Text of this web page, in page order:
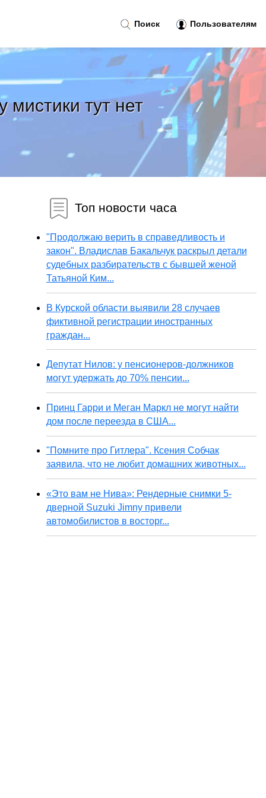
тут нет
Топ новости часа
"Продолжаю верить в справедливость и
закон". Владислав Бакальчук раскрыл детали
судебных разбирательств с бывшей женой
Татьяной Ким...
В Курской области выявили 28 случаев
фиктивной регистрации иностранных
граждан...
Депутат Нилов: у пенсионеров-должников
могут удержать до 70% пенсии...
Принц Гарри и Меган Маркл не могут найти
дом после переезда в США...
"Помните про Гитлера". Ксения Собчак
заявила, что не любит домашних животных...
«Это вам не Нива»: Рендерные снимки 5-
дверной Suzuki Jimny привели
автомобилистов в восторг...
Поиск Пользователям